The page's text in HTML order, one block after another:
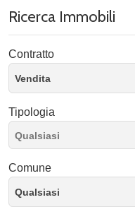
Ricerca Immobili
Contratto
Vendita
Tipologia
Comune
Qualsiasi